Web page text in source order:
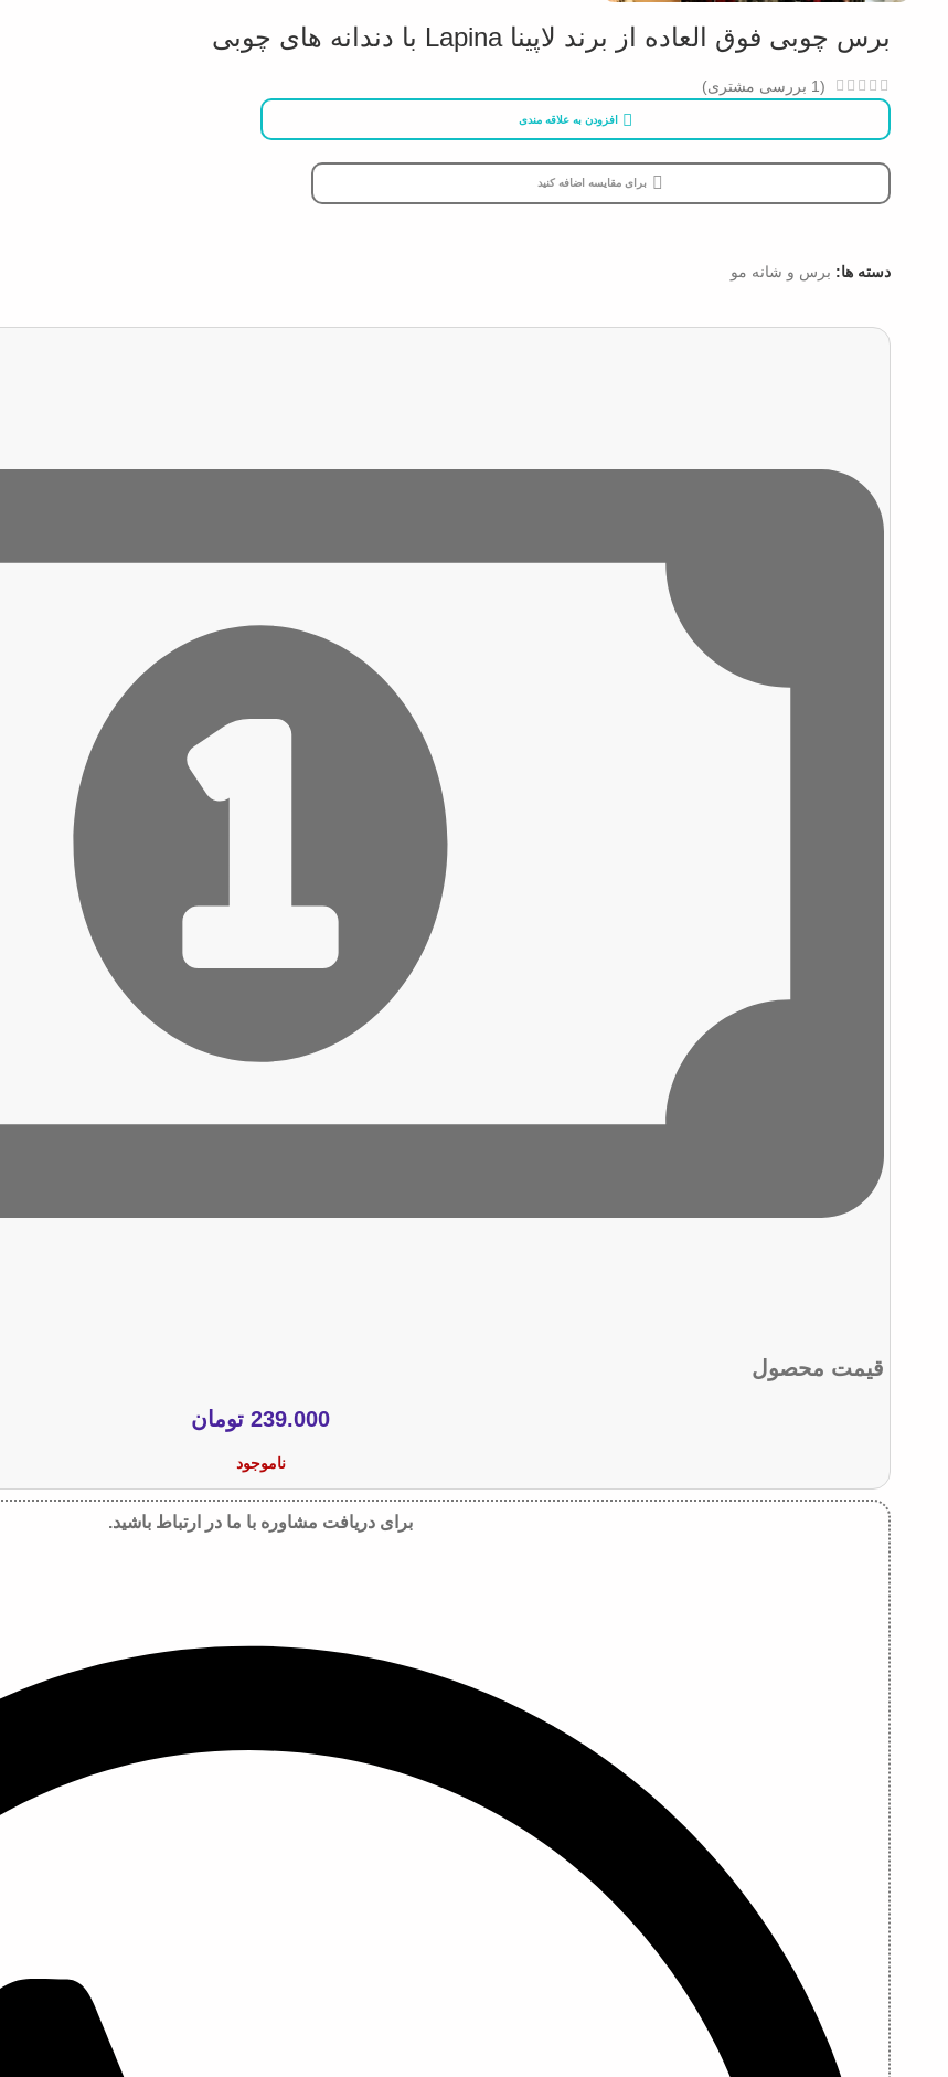
برس چوبی فوق العاده از برند لاپینا Lapina با دندانه های چوبی
(
1 بررسی مشتری)
افزودن به علاقه مندی
برای مقایسه اضافه کنید
دسته ها: برس و شانه مو
قیمت محصول
239.000 تومان
ناموجود
برای دریافت مشاوره با ما در ارتباط باشید.